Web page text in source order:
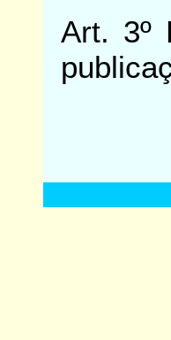
Art. 3º